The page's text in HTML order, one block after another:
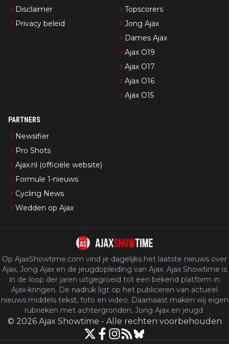
Disclaimer
Privacy beleid
Topscorers
Jong Ajax
Dames Ajax
Ajax O19
Ajax O17
Ajax O16
Ajax O15
PARTNERS
Newsifier
Pro Shots
Ajax.nl (officiële website)
Formule 1-nieuws
Cycling News
Wedden op Ajax
Op AjaxShowtime.com vind je dagelijks het laatste nieuws over
Ajax, Jong Ajax en de jeugdopleiding van Ajax. Ajax Showtime is
in de loop der jaren uitgegroeid tot een bekend platform in
Ajax-kringen. De nadruk ligt op het publiceren van actueel
nieuws middels tekst, foto en video. Daarnaast maken wij eigen
rubrieken met achtergronden, Jong Ajax en jeugd.
© 2026 Ajax Showtime - Alle rechten voorbehouden